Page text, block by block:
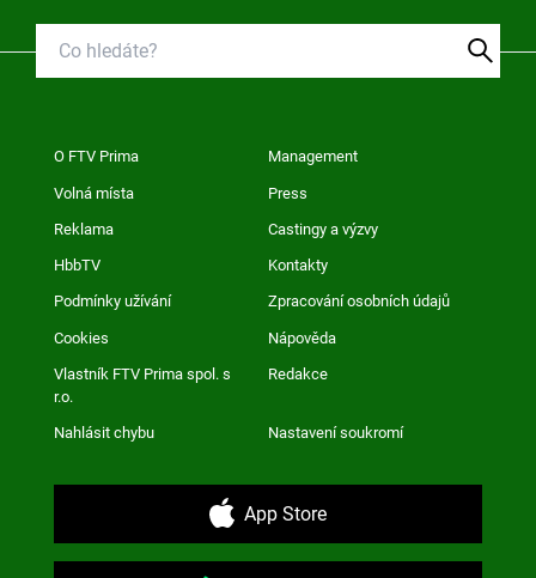
O FTV Prima Management
Volná místa Press
Reklama Castingy a výzvy
HbbTV Kontakty
Podmínky užívání Zpracování osobních údajů
Cookies Nápověda
Vlastník FTV Prima spol. s
r.o.
Redakce
Nahlásit chybu Nastavení soukromí
App Store